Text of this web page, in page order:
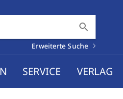
search
Erweiterte Suche
SERVICE VERLAG